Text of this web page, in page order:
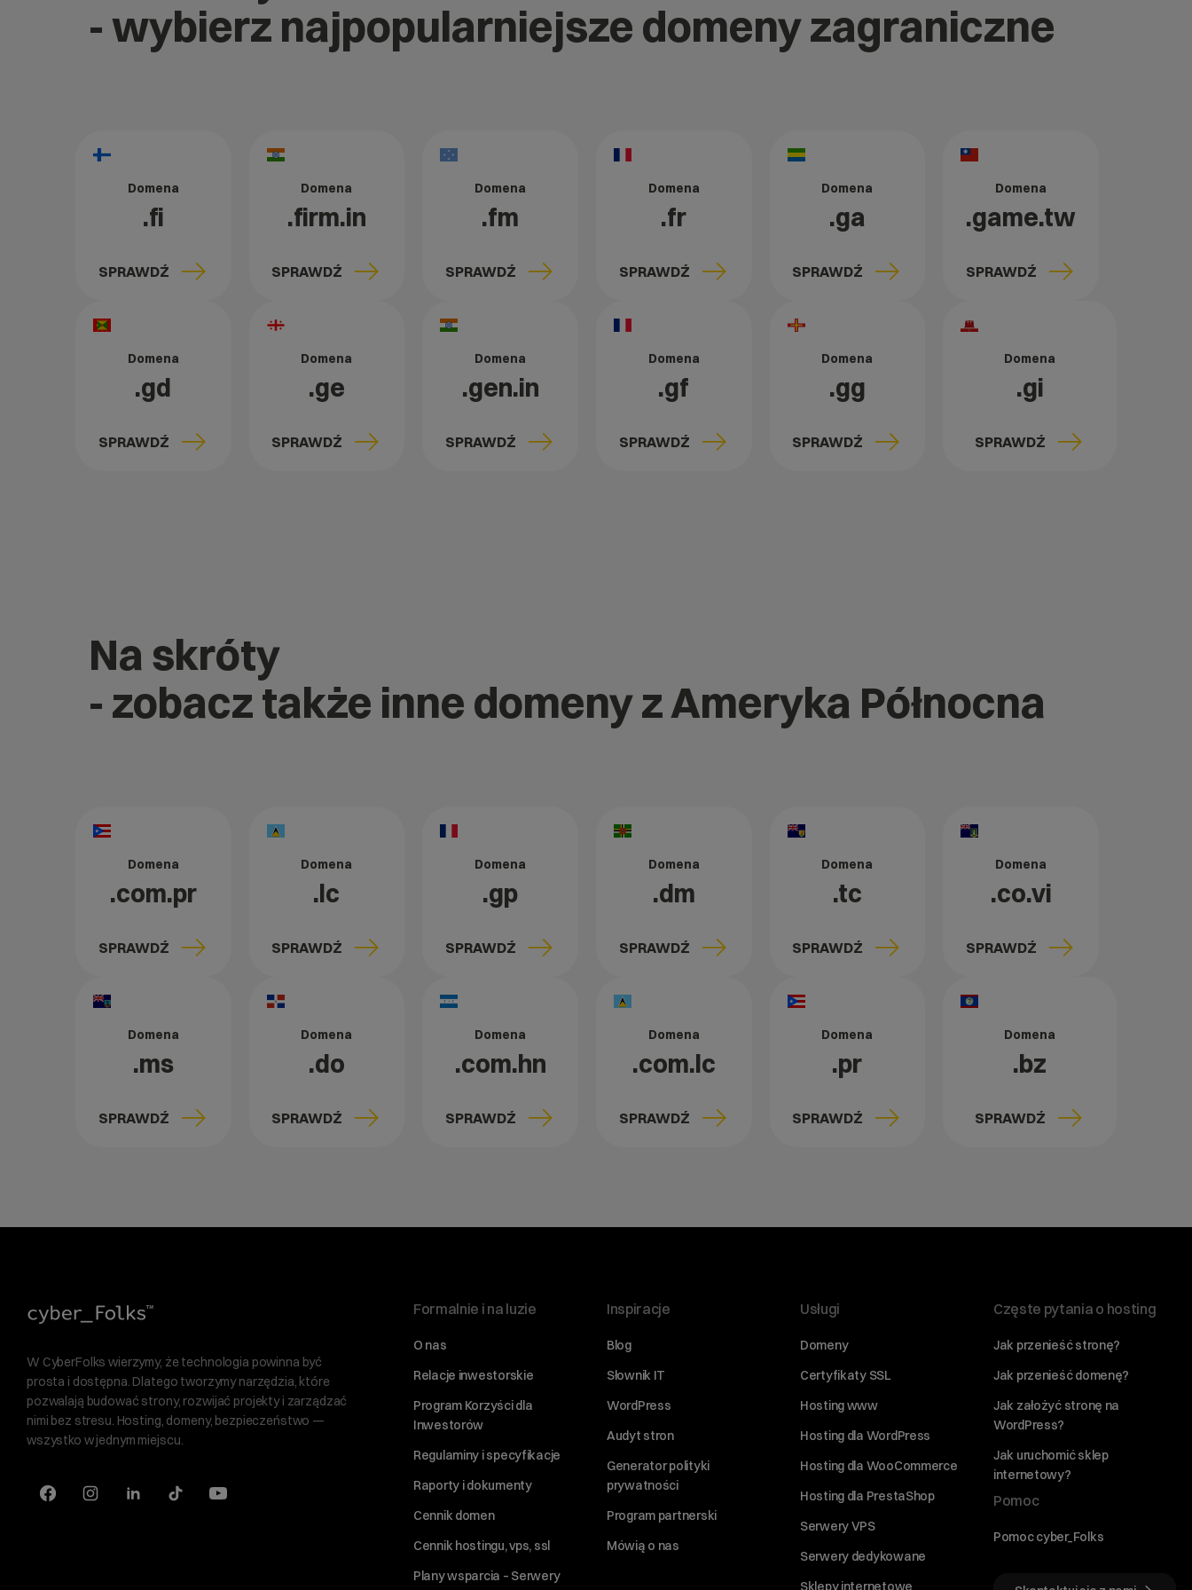
- wybierz najpopularniejsze domeny zagraniczne
Domena
.fi
SPRAWDŹ
Domena
.firm.in
SPRAWDŹ
Domena
.fm
SPRAWDŹ
Domena
.fr
SPRAWDŹ
Domena
.ga
SPRAWDŹ
Domena
.game.tw
SPRAWDŹ
Domena
.gd
SPRAWDŹ
Domena
.ge
SPRAWDŹ
Domena
.gen.in
SPRAWDŹ
Domena
.gf
SPRAWDŹ
Domena
.gg
SPRAWDŹ
Domena
.gi
SPRAWDŹ
Na skróty
- zobacz także inne domeny z Ameryka Północna
Domena
.com.pr
SPRAWDŹ
Domena
.lc
SPRAWDŹ
Domena
.gp
SPRAWDŹ
Domena
.dm
SPRAWDŹ
Domena
.tc
SPRAWDŹ
Domena
.co.vi
SPRAWDŹ
Domena
.ms
SPRAWDŹ
Domena
.do
SPRAWDŹ
Domena
.com.hn
SPRAWDŹ
Domena
.com.lc
SPRAWDŹ
Domena
.pr
SPRAWDŹ
Domena
.bz
SPRAWDŹ
W CyberFolks wierzymy, że technologia powinna być
prosta i dostępna. Dlatego tworzymy narzędzia, które
pozwalają budować strony, rozwijać projekty i zarządzać
nimi bez stresu. Hosting, domeny, bezpieczeństwo —
wszystko w jednym miejscu.
Formalnie i na luzie
O nas
Relacje inwestorskie
Program Korzyści dla
Inwestorów
Regulaminy i specyfikacje
Raporty i dokumenty
Cennik domen
Cennik hostingu, vps, ssl
Plany wsparcia – Serwery
Inspiracje
Blog
Słownik IT
WordPress
Audyt stron
Generator polityki
prywatności
Program partnerski
Mówią o nas
Usługi
Domeny
Certyfikaty SSL
Hosting www
Hosting dla WordPress
Hosting dla WooCommerce
Hosting dla PrestaShop
Serwery VPS
Serwery dedykowane
Sklepy internetowe
Częste pytania o hosting
Jak przenieść stronę?
Jak przenieść domenę?
Jak założyć stronę na
WordPress?
Jak uruchomić sklep
internetowy?
Pomoc
Pomoc cyber_Folks